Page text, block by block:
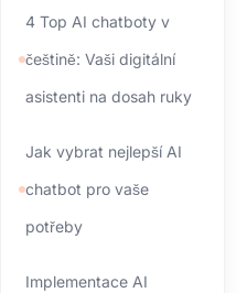
4 Top AI chatboty v
češtině: Vaši digitální
asistenti na dosah ruky
Jak vybrat nejlepší AI
chatbot pro vaše
potřeby
Implementace AI